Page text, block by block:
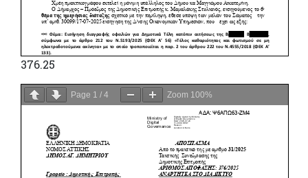
376.25
Page 1 / 4 Zoom 100%